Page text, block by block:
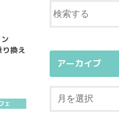
り換え
ェ
アーカイブ